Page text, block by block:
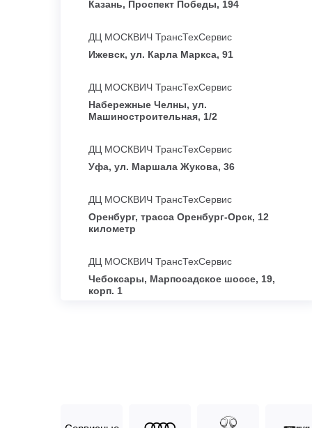
Казань, Проспект Победы, 194
ДЦ МОСКВИЧ ТрансТехСервис
Ижевск, ул. Карла Маркса, 91
ДЦ МОСКВИЧ ТрансТехСервис
Набережные Челны, ул.
Машиностроительная, 1/2
ДЦ МОСКВИЧ ТрансТехСервис
Уфа, ул. Маршала Жукова, 36
ДЦ МОСКВИЧ ТрансТехСервис
Оренбург, трасса Оренбург-Орск, 12
километр
ДЦ МОСКВИЧ ТрансТехСервис
Чебоксары, Марпосадское шоссе, 19,
корп. 1